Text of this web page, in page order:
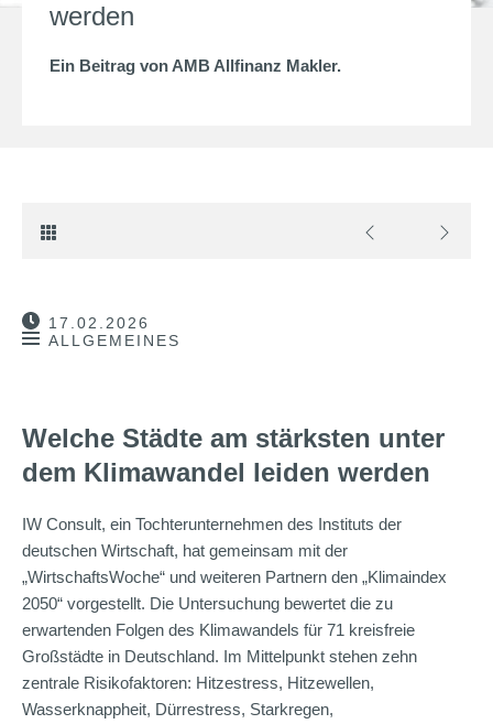
werden
Ein Beitrag von AMB Allfinanz Makler.
17.02.2026
ALLGEMEINES
Welche Städte am stärksten unter
dem Klimawandel leiden werden
IW Consult, ein Tochterunternehmen des Instituts der
deutschen Wirtschaft, hat gemeinsam mit der
„WirtschaftsWoche“ und weiteren Partnern den „Klimaindex
2050“ vorgestellt. Die Untersuchung bewertet die zu
erwartenden Folgen des Klimawandels für 71 kreisfreie
Großstädte in Deutschland. Im Mittelpunkt stehen zehn
zentrale Risikofaktoren: Hitzestress, Hitzewellen,
Wasserknappheit, Dürrestress, Starkregen,